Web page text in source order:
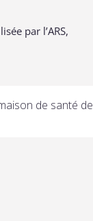
par l’ARS,
de santé de